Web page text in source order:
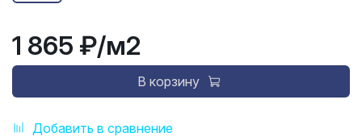
Добавить в сравнение
1 865 ₽/м2
В корзину